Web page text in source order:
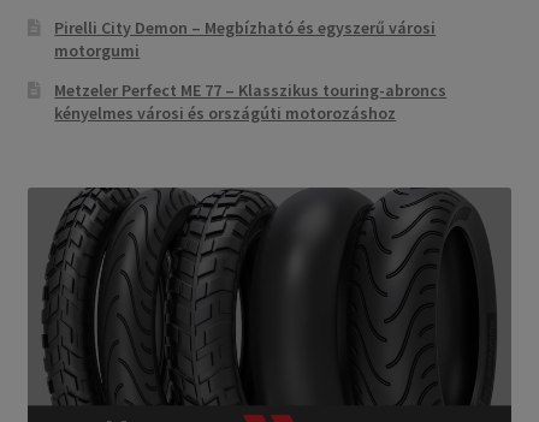
Pirelli City Demon – Megbízható és egyszerű városi
motorgumi
Metzeler Perfect ME 77 – Klasszikus touring-abroncs
kényelmes városi és országúti motorozáshoz